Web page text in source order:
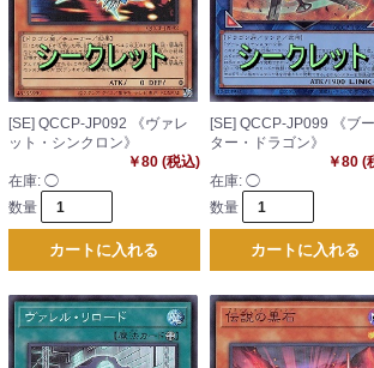
[SE] QCCP-JP092 《ヴァレ
ット・シンクロン》
￥80 (税込)
在庫:◯
数量
カートに入れる
[SE] QCCP-JP099 《ブ
ター・ドラゴン》
￥80 (
在庫: ◯
数量
カートに入れる